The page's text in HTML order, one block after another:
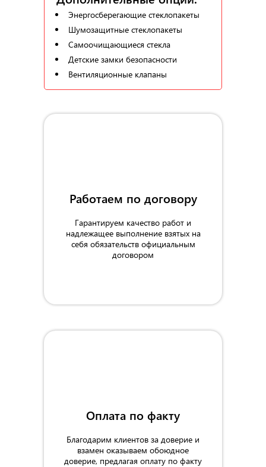
Энергосберегающие стеклопакеты
Шумозащитные стеклопакеты
Самоочищающиеся стекла
Детские замки безопасности
Вентиляционные клапаны
Работаем по договору
Гарантируем качество работ и
надлежащее выполнение взятых на
себя обязательств официальным
договором
Оплата по факту
Благодарим клиентов за доверие и
взамен оказываем обоюдное
доверие, предлагая оплату по факту